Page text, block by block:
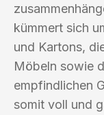
kümmert sich
und Kartons,
Möbeln sowie
empfindlichen
somit voll und